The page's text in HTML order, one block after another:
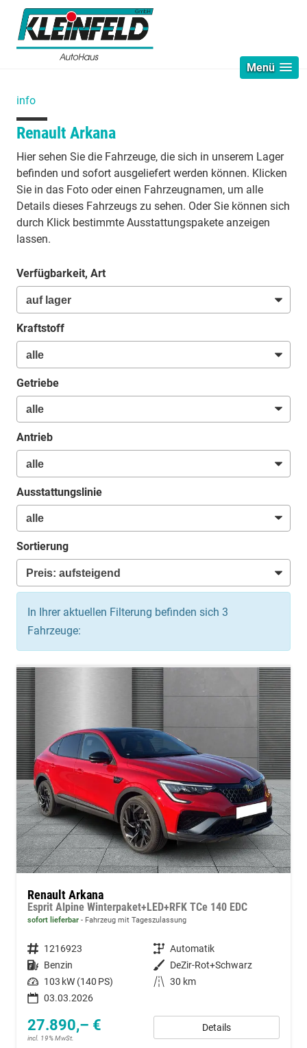
Menü
info
Renault Arkana
Hier sehen Sie die Fahrzeuge, die sich in unserem Lager
befinden und sofort ausgeliefert werden können. Klicken
Sie in das Foto oder einen Fahrzeugnamen, um alle
Details dieses Fahrzeugs zu sehen. Oder Sie können sich
durch Klick bestimmte Ausstattungspakete anzeigen
lassen.
Verfügbarkeit, Art
Kraftstoff
Getriebe
Antrieb
Ausstattungslinie
Sortierung
In Ihrer aktuellen Filterung befinden sich 3
Fahrzeuge:
Renault Arkana
Esprit Alpine Winterpaket+LED+RFK TCe 140 EDC
sofort lieferbar Fahrzeug mit Tageszulassung
Fahrzeugnummer 1216923 Getriebe Automatik
Kraftstoff Benzin Außenfarbe DeZir-Rot+Schwarz
Leistung 103 kW (140 PS) Kilometerstand 30 km
03.03.2026
27.890,– €
incl. 19% MwSt.
Details